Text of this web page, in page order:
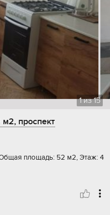
1из15
проспект
площадь: 52 м2, Этаж: 4